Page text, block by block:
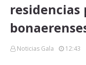
residencias
Noticias Gala 12:43